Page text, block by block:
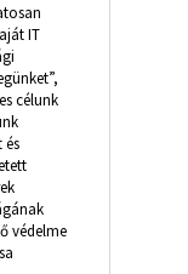
IT
célunk
és
védelme